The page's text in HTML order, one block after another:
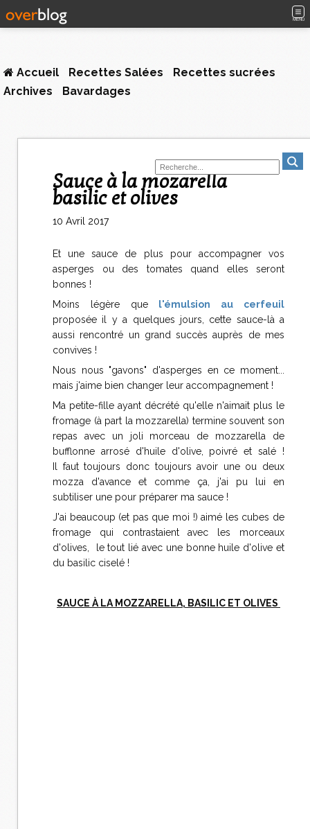
MENU
Accueil Recettes Salées
Recettes sucrées
Archives
Bavardages
Sauce à la mozarella
basilic et olives
10 Avril 2017
Et une sauce de plus pour accompagner vos
asperges ou des tomates quand elles seront
bonnes !
Moins légère que
l'émulsion au cerfeuil
proposée il y a quelques jours, cette sauce-là a
aussi rencontré un grand succès auprès de mes
convives !
Nous nous "gavons" d'asperges en ce moment...
mais j'aime bien changer leur accompagnement !
Ma petite-fille ayant décrété qu'elle n'aimait plus le
fromage (à part la mozzarella) termine souvent son
repas avec un joli morceau de mozzarella de
bufflonne arrosé d'huile d'olive, poivré et salé !
Il faut toujours donc toujours avoir une ou deux
mozza d'avance et comme ça, j'ai pu lui en
subtiliser une pour préparer ma sauce !
J'ai beaucoup (et pas que moi !) aimé les cubes de
fromage qui contrastaient avec les morceaux
d'olives, le tout lié avec une bonne huile d'olive et
du basilic ciselé !
SAUCE À LA MOZZARELLA, BASILIC ET OLIVES